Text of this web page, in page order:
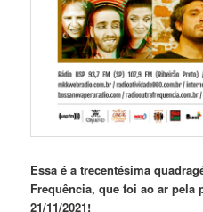
Essa é a trecentésima
Frequência, que foi ao ar pela
21/11/2021!